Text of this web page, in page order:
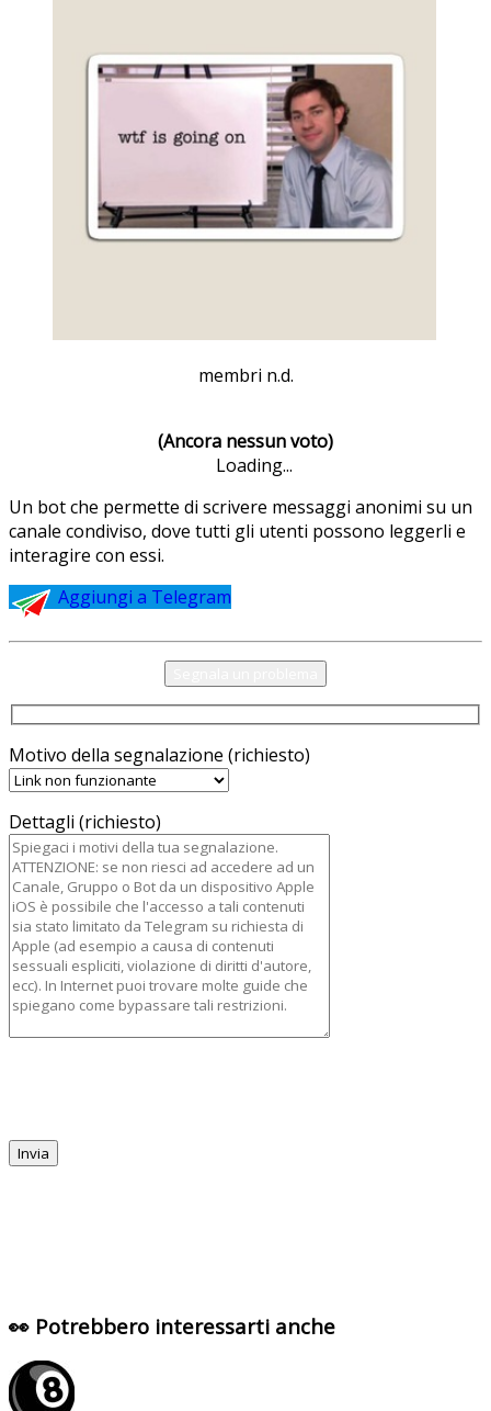
membri n.d.
(Ancora nessun voto)
Loading...
Un bot che permette di scrivere messaggi anonimi su un
canale condiviso, dove tutti gli utenti possono leggerli e
interagire con essi.
Aggiungi a Telegram
Motivo della segnalazione (richiesto)
Dettagli (richiesto)
👀 Potrebbero interessarti anche